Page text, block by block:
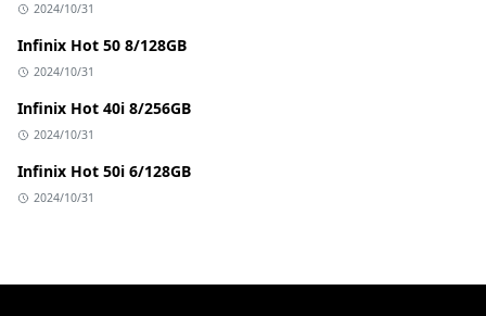
2024/10/31
Infinix Hot 50 8/128GB
2024/10/31
Infinix Hot 40i 8/256GB
2024/10/31
Infinix Hot 50i 6/128GB
2024/10/31